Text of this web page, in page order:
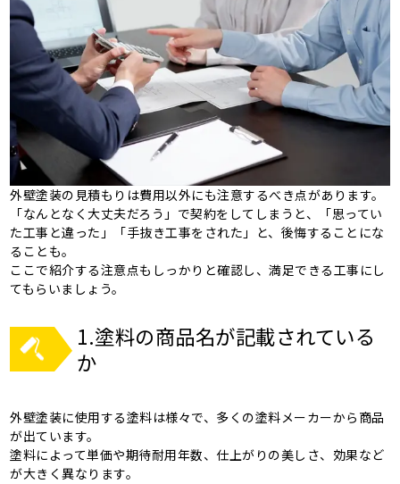
外壁塗装の見積もりは費用以外にも注意するべき点があります。
「なんとなく大丈夫だろう」で契約をしてしまうと、「思ってい
た工事と違った」「手抜き工事をされた」と、後悔することにな
ることも。
ここで紹介する注意点もしっかりと確認し、満足できる工事にし
てもらいましょう。
1.塗料の商品名が記載されている
か
外壁塗装に使用する塗料は様々で、多くの塗料メーカーから商品
が出ています。
塗料によって単価や期待耐用年数、仕上がりの美しさ、効果など
が大きく異なります。